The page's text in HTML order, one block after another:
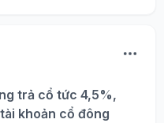
trả cổ tức 4,5%,
khoản cổ đông